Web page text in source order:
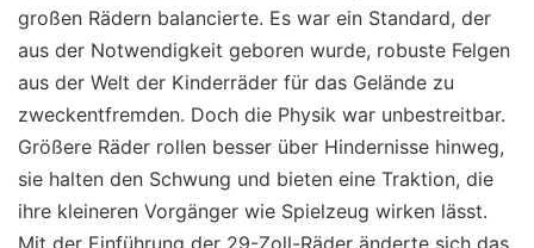
großen Rädern balancierte. Es war ein Standard, der
aus der Notwendigkeit geboren wurde, robuste Felgen
aus der Welt der Kinderräder für das Gelände zu
zweckentfremden. Doch die Physik war unbestreitbar.
Größere Räder rollen besser über Hindernisse hinweg,
sie halten den Schwung und bieten eine Traktion, die
ihre kleineren Vorgänger wie Spielzeug wirken lässt.